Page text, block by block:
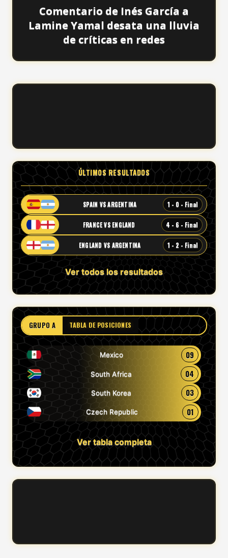
Comentario de Inés García a
Lamine Yamal desata una lluvia
de críticas en redes
ÚLTIMOS RESULTADOS
SPAIN VS ARGENTINA 1 - 0 - Final
FRANCE VS ENGLAND 4 - 6 - Final
ENGLAND VS ARGENTINA 1 - 2 - Final
Ver todos los resultados
GRUPO A TABLA DE POSICIONES
Mexico 09
South Africa 04
South Korea 03
Czech Republic 01
Ver tabla completa